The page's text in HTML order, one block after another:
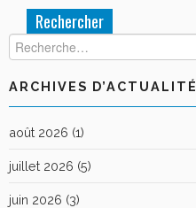
Rechercher :
ARCHIVES D’ACTUALITÉ
août 2026 (1)
juillet 2026 (5)
juin 2026 (3)